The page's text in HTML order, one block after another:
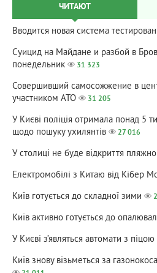
ЧИТАЮТ
Вводится новая система
Суицид на Майдане и разбой в
понедельник
31 323
Совершивший самосожжение в
участником АТО
31 205
У Києві поліція отримала понад 5
щодо пошуку ухилянтів
27 016
У столиці не буде відкриття
Електромобілі з Китаю від Кібер
Київ готується до складної зими
Київ активно готується до
У Києві з’являться автомати з піцою
Київ знову візьметься за